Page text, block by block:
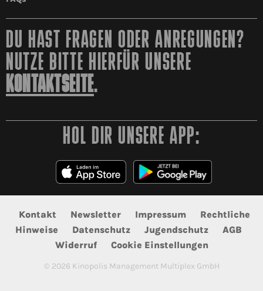
DU HAST FRAGEN ODER ANREGUNGEN?
NUTZE BITTE HIERFÜR UNSERE
KONTAKTSEITE.
HOL DIR UNSERE APP:
Kontakt Newsletter Impressum
Rechtliche
Hinweise
Datenschutz Jugendschutz
AGB
Widerruf
Cookie Einstellungen
© 2026 Kinopolis Management Multiplex GmbH